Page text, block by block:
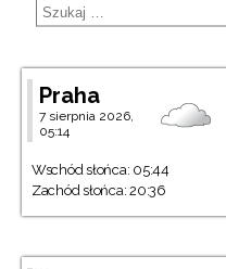
Praha
7 sierpnia 2026,
05:14
Wschód słońca: 05:44
Zachód słońca: 20:36